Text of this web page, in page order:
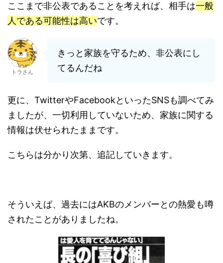
ここまで非公表であることを考えれば、相手は一般
人である可能性は高いです。
トラさん
きっと家族を守るため、非公表にし
てるんだね
更に、TwitterやFacebookといったSNSも調べてみ
ましたが、一切利用していないため、家族に関する
情報は伏せられたままです。
こちらは分かり次第、追記していきます。
そういえば、過去にはAKBのメンバーとの熱愛も噂
されたことがありましたね。